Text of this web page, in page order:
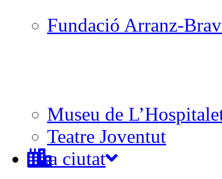
Fundació Arranz-
Museu de
Teatre Joventut
La ciutat